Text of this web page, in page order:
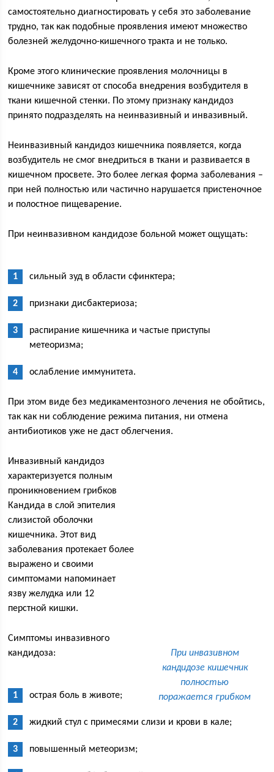
самостоятельно диагностировать у себя это заболевание
трудно, так как подобные проявления имеют множество
болезней желудочно-кишечного тракта и не только.
Кроме этого клинические проявления молочницы в
кишечнике зависят от способа внедрения возбудителя в
ткани кишечной стенки. По этому признаку кандидоз
принято подразделять на неинвазивный и инвазивный.
Неинвазивный кандидоз кишечника появляется, когда
возбудитель не смог внедриться в ткани и развивается в
кишечном просвете. Это более легкая форма заболевания –
при ней полностью или частично нарушается пристеночное
и полостное пищеварение.
При неинвазивном кандидозе больной может ощущать:
сильный зуд в области сфинктера;
признаки дисбактериоза;
распирание кишечника и частые приступы
метеоризма;
ослабление иммунитета.
При этом виде без медикаментозного лечения не обойтись,
так как ни соблюдение режима питания, ни отмена
антибиотиков уже не даст облегчения.
При инвазивном
кандидозе кишечник
полностью
поражается грибком
Инвазивный кандидоз
характеризуется полным
проникновением грибков
Кандида в слой эпителия
слизистой оболочки
кишечника. Этот вид
заболевания протекает более
выражено и своими
симптомами напоминает
язву желудка или 12
перстной кишки.
Симптомы инвазивного
кандидоза:
острая боль в животе;
жидкий стул с примесями слизи и крови в кале;
повышенный метеоризм;